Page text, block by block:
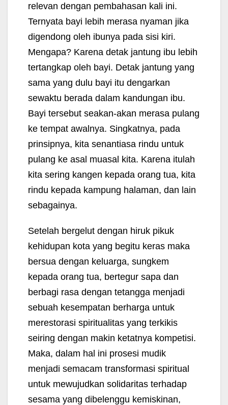
relevan dengan pembahasan kali ini.
Ternyata bayi lebih merasa nyaman jika
digendong oleh ibunya pada sisi kiri.
Mengapa? Karena detak jantung ibu lebih
tertangkap oleh bayi. Detak jantung yang
sama yang dulu bayi itu dengarkan
sewaktu berada dalam kandungan ibu.
Bayi tersebut seakan-akan merasa pulang
ke tempat awalnya. Singkatnya, pada
prinsipnya, kita senantiasa rindu untuk
pulang ke asal muasal kita. Karena itulah
kita sering kangen kepada orang tua, kita
rindu kepada kampung halaman, dan lain
sebagainya.
Setelah bergelut dengan hiruk pikuk
kehidupan kota yang begitu keras maka
bersua dengan keluarga, sungkem
kepada orang tua, bertegur sapa dan
berbagi rasa dengan tetangga menjadi
sebuah kesempatan berharga untuk
merestorasi spiritualitas yang terkikis
seiring dengan makin ketatnya kompetisi.
Maka, dalam hal ini prosesi mudik
menjadi semacam transformasi spiritual
untuk mewujudkan solidaritas terhadap
sesama yang dibelenggu kemiskinan,